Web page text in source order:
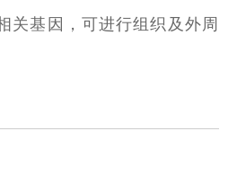
关基因，可进行组织及外周